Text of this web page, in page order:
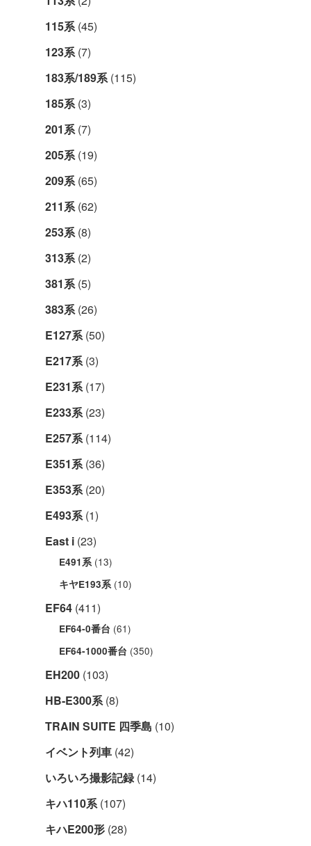
115系(45)
123系(7)
183系/189系(115)
185系(3)
201系(7)
205系(19)
209系(65)
211系(62)
253系(8)
313系(2)
381系(5)
383系(26)
E127系(50)
E217系(3)
E231系(17)
E233系(23)
E257系(114)
E351系(36)
E353系(20)
E493系(1)
East i (23)
E491系(13)
キヤE193系(10)
EF64 (411)
EF64-0番台 (61)
EF64-1000番台 (350)
EH200 (103)
HB-E300系(8)
TRAIN SUITE 四季島 (10)
イベント列車 (42)
いろいろ撮影記録(14)
キハ110系(107)
キハE200形 (28)